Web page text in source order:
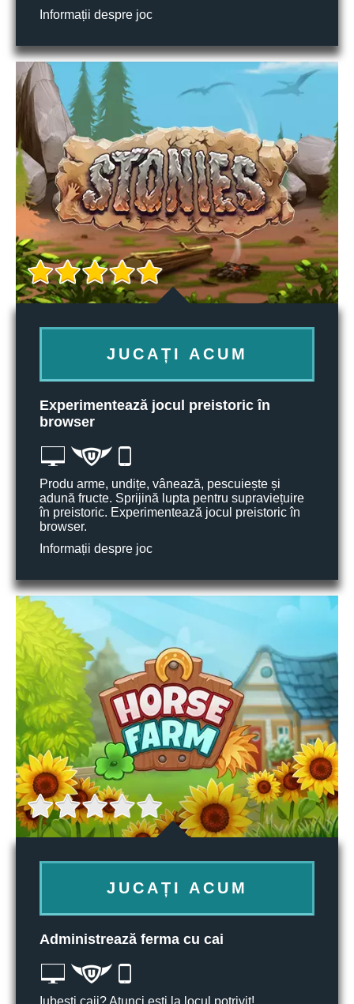
Informații despre joc
JUCAȚI ACUM
Experimentează jocul preistoric în
browser
Produ arme, undițe, vânează, pescuiește și
adună fructe. Sprijină lupta pentru supraviețuire
în preistoric. Experimentează jocul preistoric în
browser.
Informații despre joc
JUCAȚI ACUM
Administrează ferma cu cai
Iubești caii? Atunci ești la locul potrivit!